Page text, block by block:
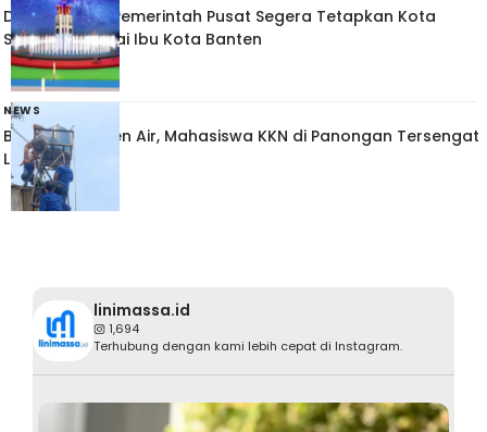
DPRD Dorong Pemerintah Pusat Segera Tetapkan Kota
Serang sebagai Ibu Kota Banten
NEWS
Bersihkan Toren Air, Mahasiswa KKN di Panongan Tersengat
Listrik
linimassa.id
1,694
Terhubung dengan kami lebih cepat di Instagram.
Agu 7